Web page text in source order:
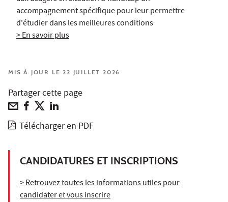
accompagnement spécifique pour leur permettre
d'étudier dans les meilleures conditions
> En savoir plus
MIS À JOUR LE 22 JUILLET 2026
Partager cette page
Télécharger en PDF
CANDIDATURES ET INSCRIPTIONS
> Retrouvez toutes les informations utiles pour
candidater et vous inscrire